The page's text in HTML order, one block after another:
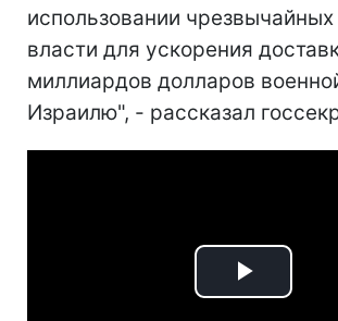
использовании чрезвычайных
власти для ускорения
миллиардов долларов
Израилю", - рассказал
Play